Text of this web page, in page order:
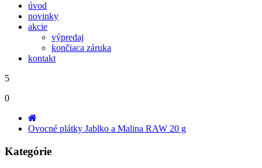
úvod
novinky
akcie
výpredaj
končiaca záruka
kontakt
5
0
Ovocné plátky Jablko a Malina RAW 20 g
Kategórie